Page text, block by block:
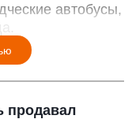
автобусы,
продавал